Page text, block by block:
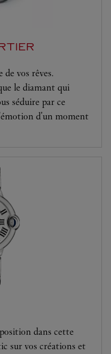
de vos rêves.
le diamant qui
séduire par ce
d'un moment
dans cette
sur vos créations et